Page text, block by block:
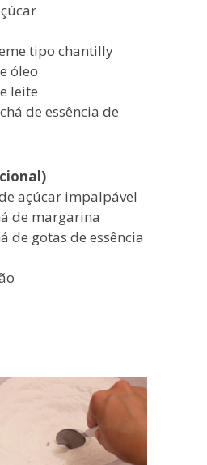
tipo chantilly
óleo
leite
de essência de
açúcar impalpável
de margarina
de gotas de essência